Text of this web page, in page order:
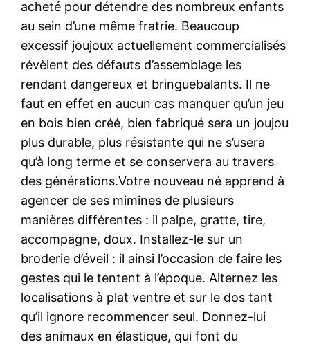
acheté pour détendre des nombreux enfants
au sein d’une même fratrie. Beaucoup
excessif joujoux actuellement commercialisés
révèlent des défauts d’assemblage les
rendant dangereux et bringuebalants. Il ne
faut en effet en aucun cas manquer qu’un jeu
en bois bien créé, bien fabriqué sera un joujou
plus durable, plus résistante qui ne s’usera
qu’à long terme et se conservera au travers
des générations.Votre nouveau né apprend à
agencer de ses mimines de plusieurs
manières différentes : il palpe, gratte, tire,
accompagne, doux. Installez-le sur un
broderie d’éveil : il ainsi l’occasion de faire les
gestes qui le tentent à l’époque. Alternez les
localisations à plat ventre et sur le dos tant
qu’il ignore recommencer seul. Donnez-lui
des animaux en élastique, qui font du